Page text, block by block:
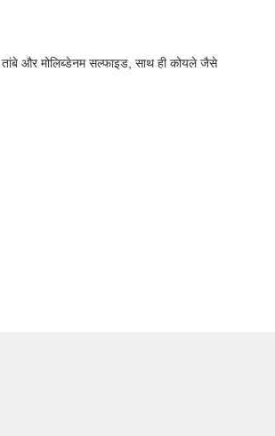
और मोलिब्डेनम सल्फाइड, साथ ही कोयले जैसे